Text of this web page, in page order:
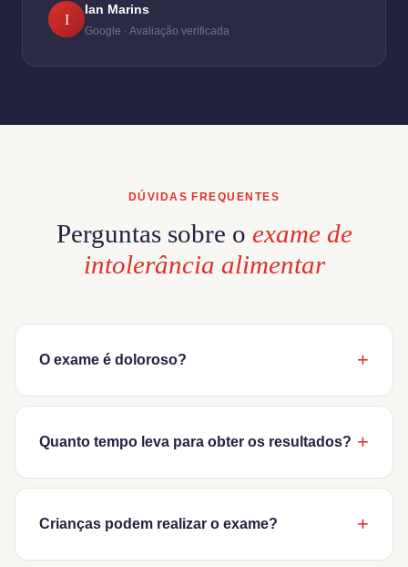
I
Ian Marins
Google · Avaliação verificada
DÚVIDAS FREQUENTES
Perguntas sobre o exame de
intolerância alimentar
O exame é doloroso?
Não. O exame requer apenas uma coleta de sangue venosa
rotina. O desconforto é mínimo e passageiro. Não exige jejum
obrigatório, sem preparo especial. A coleta dura menos de 5
minutos e pode ser realizada na clínica ou em domicílio.
Quanto tempo leva para obter os resultados?
O resultado do exame de intolerância alimentar IgG para 216
relatório é entregue digitalmente no seu e-mail — com o código
de cores para cada alimento e orientações gerais de
Crianças podem realizar o exame?